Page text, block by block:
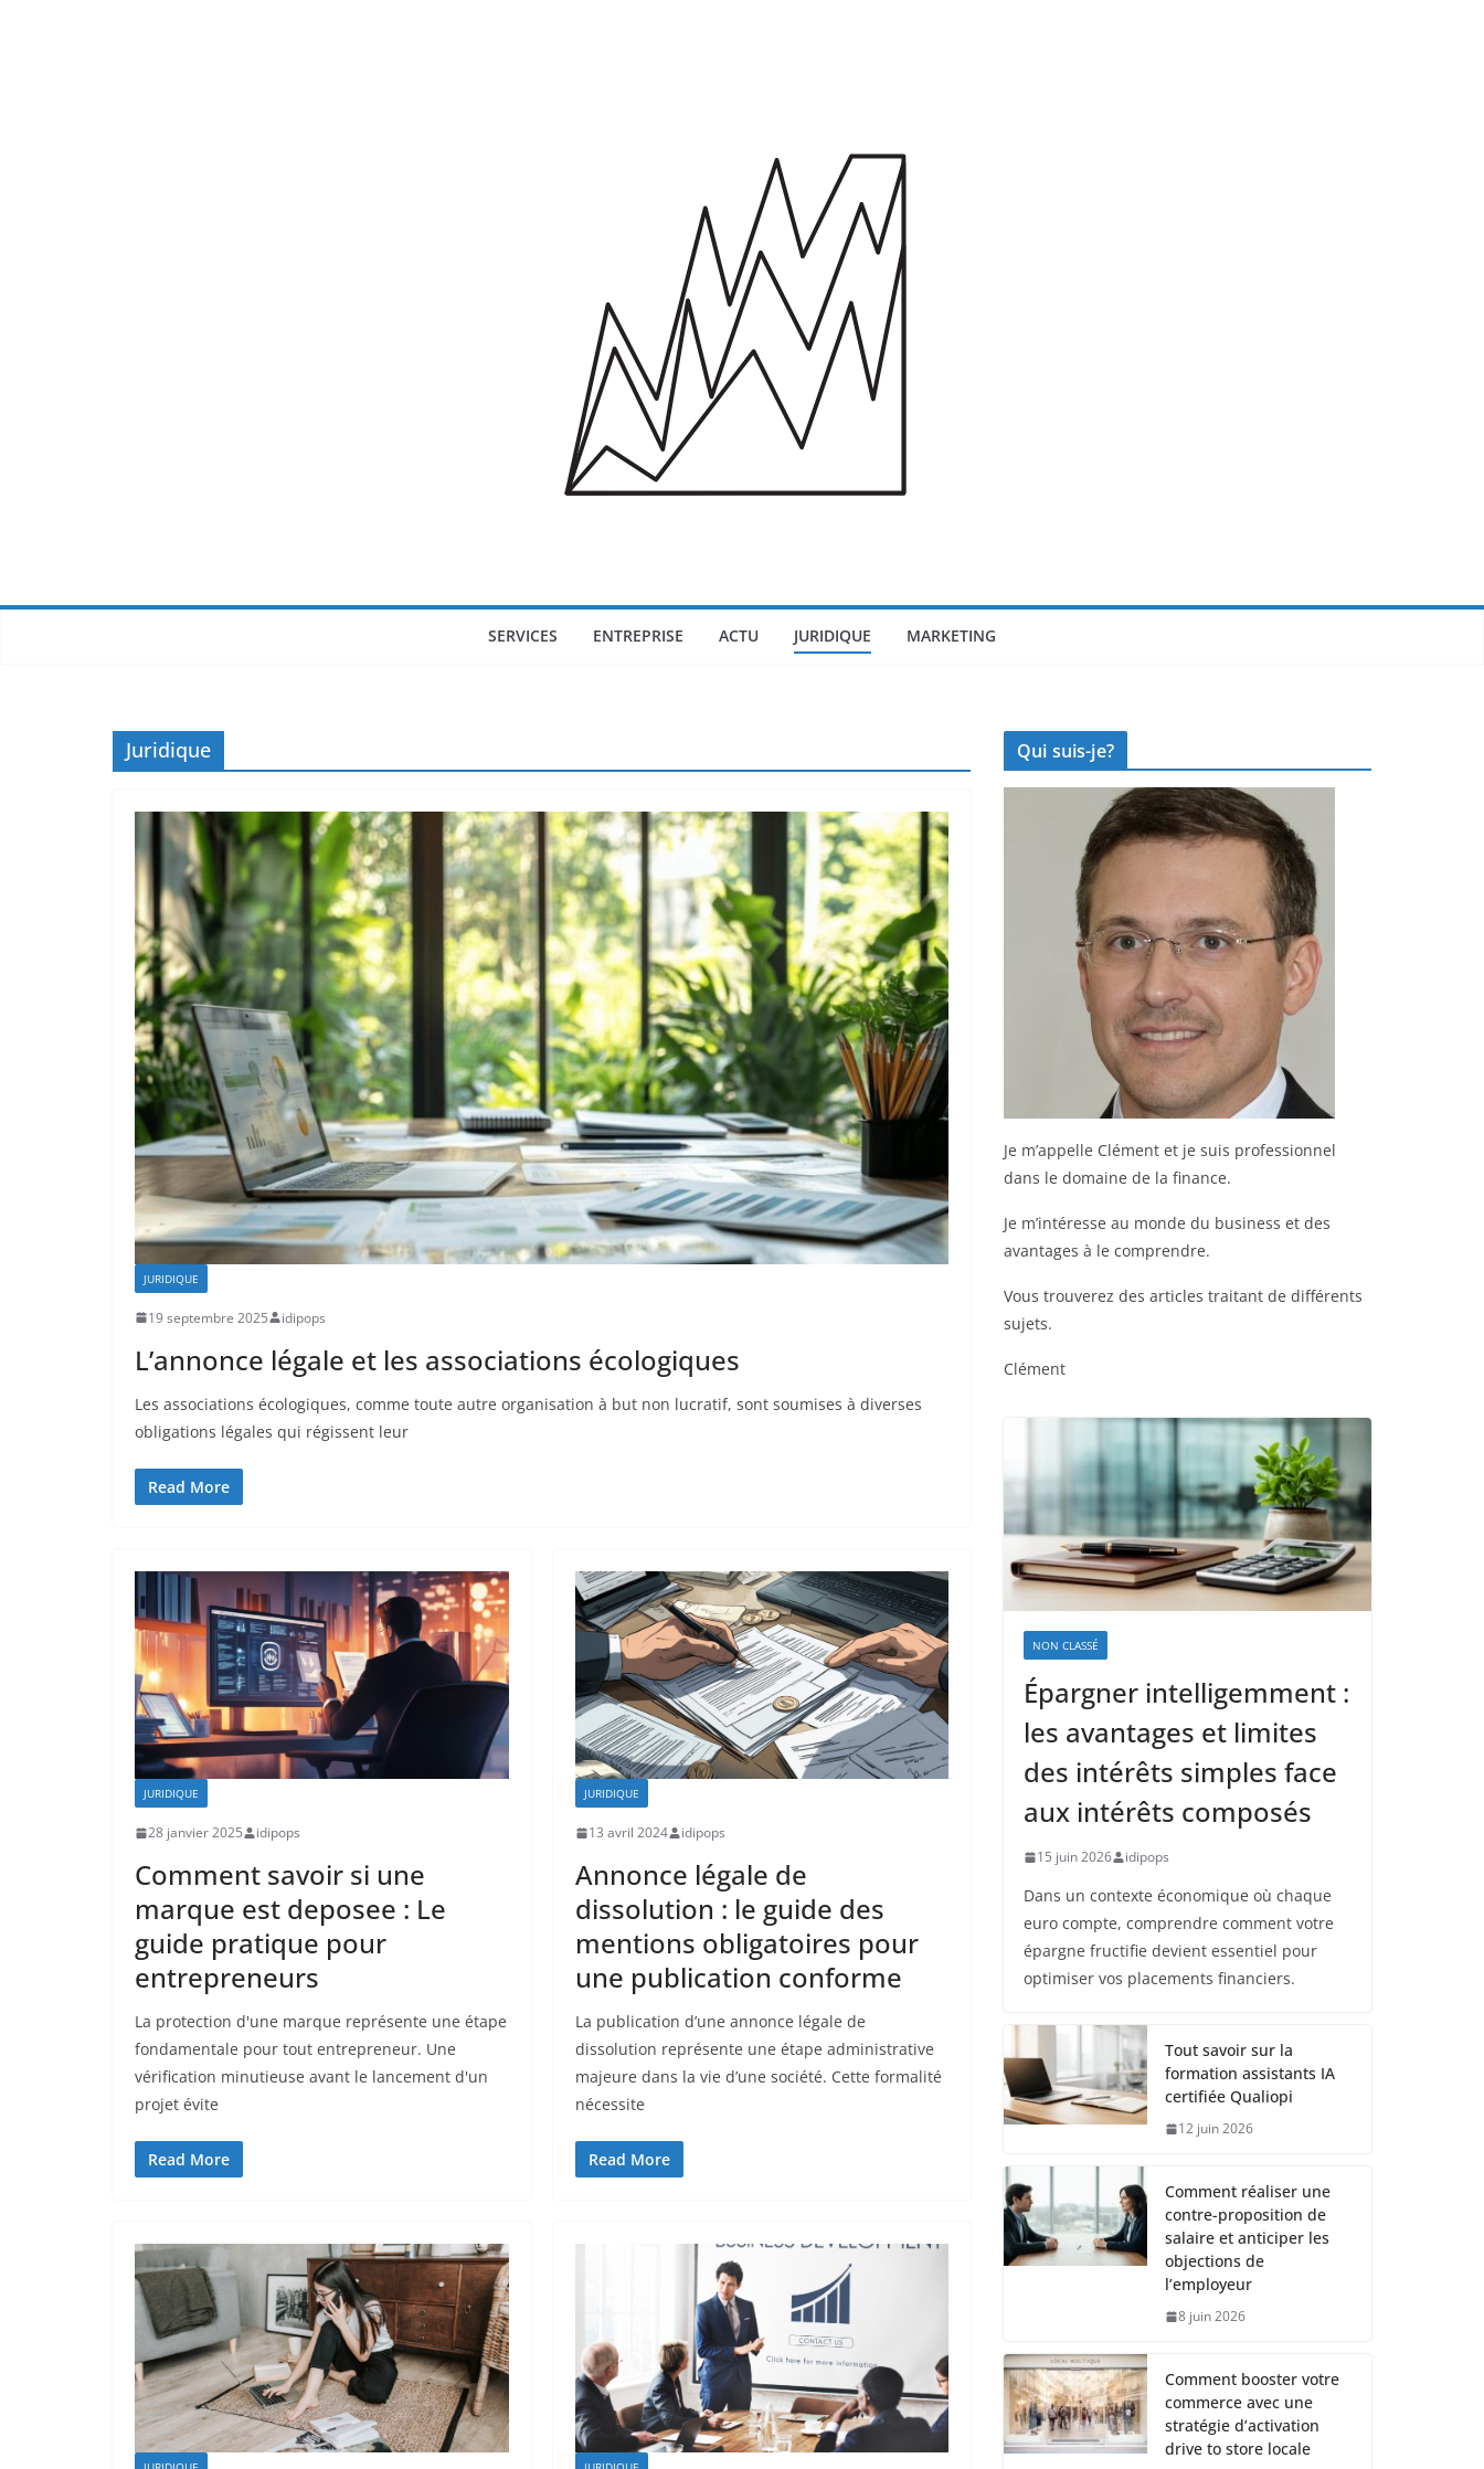
SERVICES ENTREPRISE ACTU JURIDIQUE MARKETING
Juridique
JURIDIQUE
19 septembre 2025 idipops
L’annonce légale et les associations écologiques
Les associations écologiques, comme toute autre organisation à but non lucratif, sont soumises à diverses
obligations légales qui régissent leur
Read More
JURIDIQUE
28 janvier 2025 idipops
Comment savoir si une
marque est deposee : Le
guide pratique pour
entrepreneurs
La protection d'une marque représente une étape
fondamentale pour tout entrepreneur. Une
vérification minutieuse avant le lancement d'un
projet évite
Read More
JURIDIQUE
13 avril 2024 idipops
Annonce légale de
dissolution : le guide des
mentions obligatoires pour
une publication conforme
La publication d’une annonce légale de
dissolution représente une étape administrative
majeure dans la vie d’une société. Cette formalité
nécessite
Read More
Qui suis-je?
Je m’appelle Clément et je suis professionnel
dans le domaine de la finance.
Je m’intéresse au monde du business et des
avantages à le comprendre.
Vous trouverez des articles traitant de différents
sujets.
Clément
NON CLASSÉ
Épargner intelligemment :
les avantages et limites
des intérêts simples face
aux intérêts composés
15 juin 2026 idipops
Dans un contexte économique où chaque
euro compte, comprendre comment votre
épargne fructifie devient essentiel pour
optimiser vos placements financiers.
Tout savoir sur la
formation assistants IA
certifiée Qualiopi
12 juin 2026
Comment réaliser une
contre-proposition de
salaire et anticiper les
objections de
l’employeur
8 juin 2026
Comment booster votre
commerce avec une
stratégie d’activation
drive to store locale